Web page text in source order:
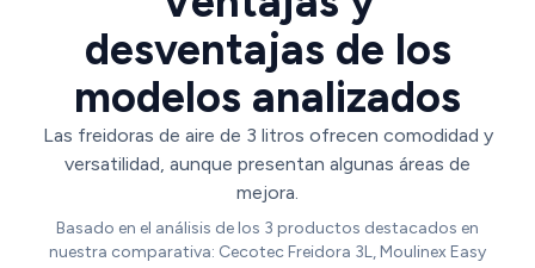
desventajas de los
modelos analizados
Las freidoras de aire de 3 litros ofrecen comodidad y
versatilidad, aunque presentan algunas áreas de
mejora.
Basado en el análisis de los 3 productos destacados en
nuestra comparativa: Cecotec Freidora 3L, Moulinex Easy